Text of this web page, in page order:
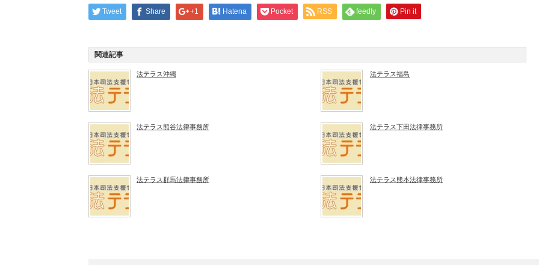
Tweet Share +1 Hatena Pocket RSS feedly Pin it
関連記事
法テラス沖縄 法テラス福島
法テラス熊谷法律事務所 法テラス下田法律事務所
法テラス群馬法律事務所 法テラス熊本法律事務所